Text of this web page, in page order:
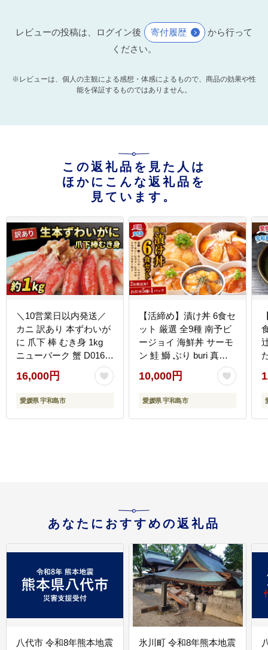
レビューの投稿は、ログイン後 寄付履歴
から行って
ください。
※レビューは、個人の主観による感想・体感によるもので、商品の効果や性
能を保証するものではありません。
この返礼品を見た人は
ほかにこんな返礼品を
見ています。
＼10営業日以内発送／
カニ 訳あり 本ずわいが
に 爪下 棒 むき身 1kg
ニューバーク 蟹 D016-
16,000円
愛媛県 宇和島市
【活締め】漬け丼 6食セ
ット 厳選 全9種 南予ビ
ージョイ 海鮮丼 サーモ
ン 鮭 鰤 ぶり buri 真鯛
たい タイ カンパチ シマ
アジ 縞鯵ヒラメ ヒラマ
サ D010-150005
10,000円
愛媛県 宇和島市
あなたにおすすめの返礼品
八代市 令和8年熊本地震
氷川町 令和8年熊本地震